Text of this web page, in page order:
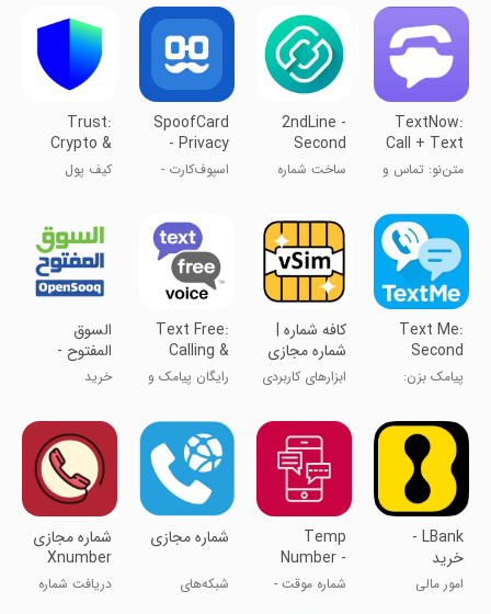
TextNow:
Call + Text
Unlimited
متن‌نو: تماس و
2ndLine -
Second
Phone
ساخت شماره
SpoofCard
- Privacy
Protection
اسپوف‌کارت -
Trust:
Crypto &
Bitcoin
Wallet
کیف پول
Text Me:
Second
Phone
Number
پیامک بزن:
دوم
کافه شماره |
شماره مجازی
ابزارهای کاربردی
Text Free:
Calling &
Texting
رایگان پیامک و
السوق
المفتوح -
OpenSooq
خرید
LBank -
خرید
بیت‌کوین و
کریپتو
امور مالی
Temp
Number -
2nd Phone
Number
شماره موقت -
شماره مجازی
شبکه‌های
‏‏‏‏‏‏‏‏‏‏‏شماره مجازی
Xnumber
دریافت شماره